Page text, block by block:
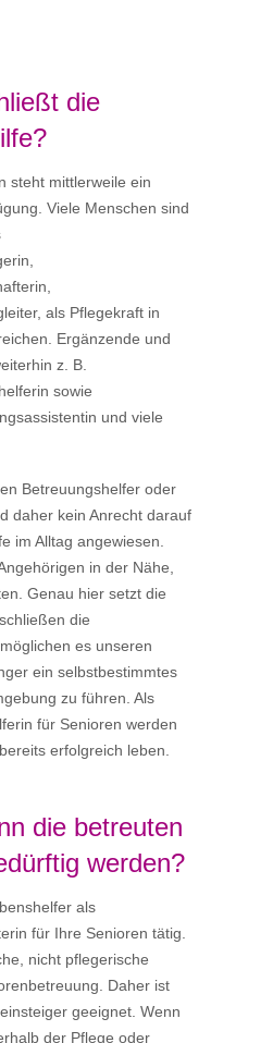
die
steht mittlerweile ein
Viele Menschen sind
als Pflegekraft in
Ergänzende und
z. B.
sowie
und viele
Betreuungshelfer oder
daher kein Anrecht darauf
im Alltag angewiesen.
in der Nähe,
Genau hier setzt die
die
es unseren
ein selbstbestimmtes
zu führen. Als
für Senioren werden
erfolgreich leben.
die betreuten
werden?
als
für Ihre Senioren tätig.
nicht pflegerische
Daher ist
geeignet. Wenn
der Pflege oder